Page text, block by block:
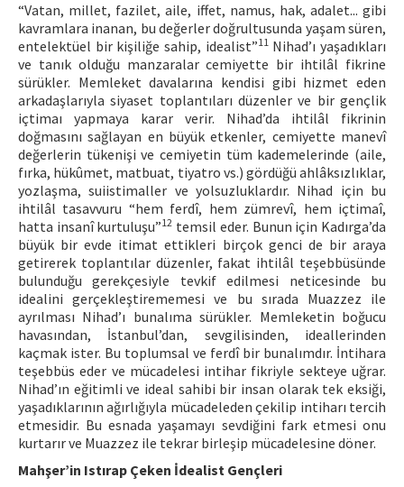
“Vatan, millet, fazilet, aile, iffet, namus, hak, adalet... gibi
kavramlara inanan, bu değerler doğrultusunda yaşam süren,
entelektüel bir kişiliğe sahip, idealist”11Nihad’ı yaşadıkları
ve tanık olduğu manzaralar cemiyette bir ihtilâl fikrine
sürükler. Memleket davalarına kendisi gibi hizmet eden
arkadaşlarıyla siyaset toplantıları düzenler ve bir gençlik
içtimaı yapmaya karar verir. Nihad’da ihtilâl fikrinin
doğmasını sağlayan en büyük etkenler, cemiyette manevî
değerlerin tükenişi ve cemiyetin tüm kademelerinde (aile,
fırka, hükûmet, matbuat, tiyatro vs.) gördüğü ahlâksızlıklar,
yozlaşma, suiistimaller ve yolsuzluklardır. Nihad için bu
ihtilâl tasavvuru “hem ferdî, hem zümrevî, hem içtimaî,
hatta insanî kurtuluşu”12 temsil eder. Bunun için Kadırga’da
büyük bir evde itimat ettikleri birçok genci de bir araya
getirerek toplantılar düzenler, fakat ihtilâl teşebbüsünde
bulunduğu gerekçesiyle tevkif edilmesi neticesinde bu
idealini gerçekleştirememesi ve bu sırada Muazzez ile
ayrılması Nihad’ı bunalıma sürükler. Memleketin boğucu
havasından, İstanbul’dan, sevgilisinden, ideallerinden
kaçmak ister. Bu toplumsal ve ferdî bir bunalımdır. İntihara
teşebbüs eder ve mücadelesi intihar fikriyle sekteye uğrar.
Nihad’ın eğitimli ve ideal sahibi bir insan olarak tek eksiği,
yaşadıklarının ağırlığıyla mücadeleden çekilip intiharı tercih
etmesidir. Bu esnada yaşamayı sevdiğini fark etmesi onu
kurtarır ve Muazzez ile tekrar birleşip mücadelesine döner.
Mahşer’in Istırap Çeken İdealist Gençleri